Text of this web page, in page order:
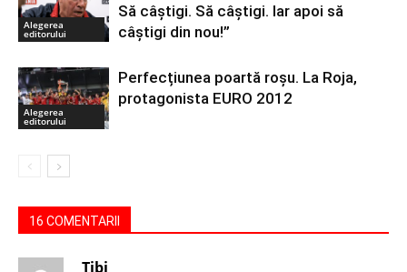
Alegerea
editorului
Să câștigi. Să câștigi. Iar apoi să
câștigi din nou!”
Alegerea
editorului
Perfecțiunea poartă roșu. La Roja,
protagonista EURO 2012
16 COMENTARII
Tibi